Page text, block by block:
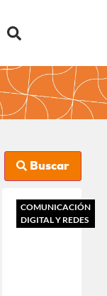
Buscar
COMUNICACIÓN
DIGITAL Y REDES